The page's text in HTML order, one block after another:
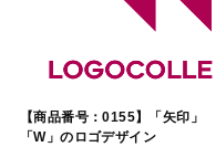
【商品番号：0155】「矢印」
「W」のロゴデザイン